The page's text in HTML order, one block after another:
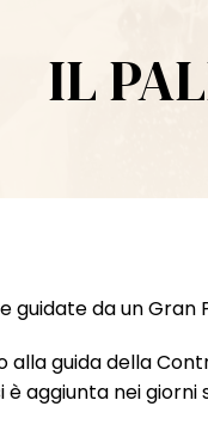
IL
da un Gran
guida della
aggiunta nei